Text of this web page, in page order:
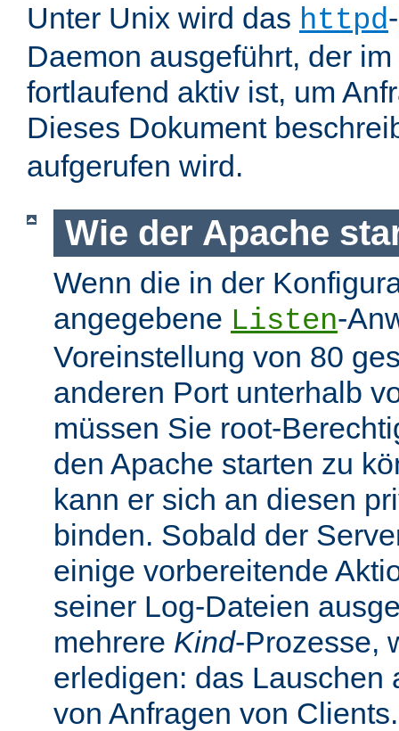
Unter Unix wird das httpd
Daemon ausgeführt, der
fortlaufend aktiv ist, um
Dieses Dokument
aufgerufen wird.
Wie der Apache
Wenn die in der
angegebene Listen-
Voreinstellung von 80
anderen Port unterhalb
müssen Sie root-
den Apache starten zu
kann er sich an diesen
binden. Sobald der
einige vorbereitende
seiner Log-Dateien
mehrere Kind-Prozesse,
erledigen: das Lauschen
von Anfragen von